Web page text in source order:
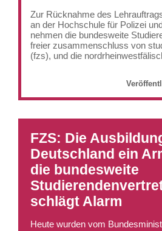
Zur Rücknahme des
an der Hochschule für Polizei
nehmen die bundesweite
freier zusammenschluss von
(fzs), und die
FZS: Die
Deutschland ein
die bundesweite
schlägt Alarm
Heute wurden vom